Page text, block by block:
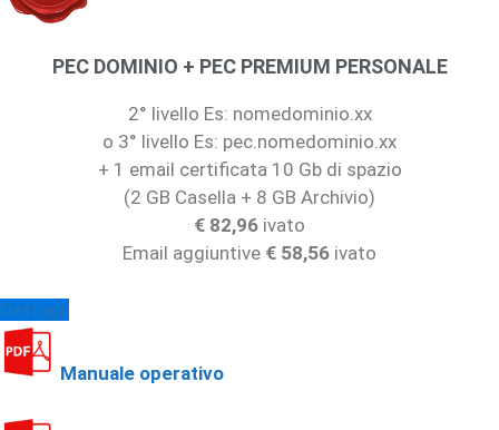
PEC DOMINIO + PEC PREMIUM PERSONALE
2° livello Es: nomedominio.xx
o 3° livello Es: pec.nomedominio.xx
+ 1 email certificata 10 Gb di spazio
(2 GB Casella + 8 GB Archivio)
€ 82,96 ivato
Email aggiuntive € 58,56 ivato
Dettagli
Manuale operativo